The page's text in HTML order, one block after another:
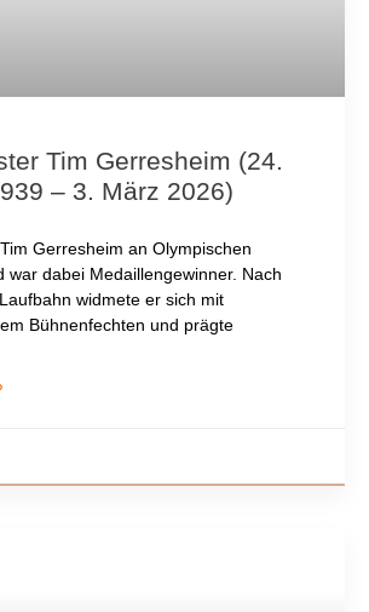
Tim Gerresheim (24.
– 3. März 2026)
Gerresheim an Olympischen
war dabei Medaillengewinner. Nach
widmete er sich mit
Bühnenfechten und prägte